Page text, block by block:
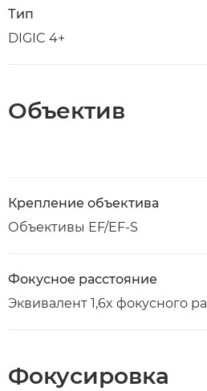
Тип
DIGIC 4+
Объектив
Крепление объектива
Объективы EF/EF-S
Фокусное расстояние
Эквивалент 1,6x фокусного
Фокусировка